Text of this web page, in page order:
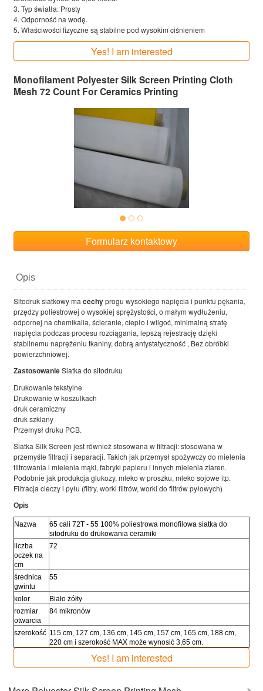
3. Typ światła: Prosty
4. Odporność na wodę.
5. Właściwości fizyczne są stabilne pod wysokim ciśnieniem
Yes! I am interested
Monofilament Polyester Silk Screen Printing Cloth
Mesh 72 Count For Ceramics Printing
Formularz kontaktowy
Opis
Sitodruk siatkowy macechyprogu wysokiego napięcia i punktu pękania,
przędzy poliestrowej o wysokiej sprężystości, o małym wydłużeniu,
odpornej na chemikalia, ścieranie, ciepło i wilgoć, minimalną stratę
napięcia podczas procesu rozciągania, lepszą rejestrację dzięki
stabilnemu naprężeniu tkaniny, dobrą antystatyczność , Bez obróbki
powierzchniowej.
Zastosowanie Siatka do sitodruku
Drukowanie tekstylne
Drukowanie w koszulkach
druk ceramiczny
druk szklany
Przemysł druku PCB.
Siatka Silk Screen jest również stosowana w filtracji: stosowana w
przemyśle filtracji i separacji. Takich jak przemysł spożywczy do mielenia
filtrowania i mielenia mąki, fabryki papieru i innych mielenia ziaren.
Podobnie jak produkcja glukozy, mleko w proszku, mleko sojowe itp.
Filtracja cieczy i pyłu (filtry, worki filtrów, worki do filtrów pyłowych)
Opis
Nazwa
65 cali 72T - 55 100% poliestrowa monofilowa siatka do
sitodruku do drukowania ceramiki
liczba
oczek na
cm
72
średnica
gwintu
55
kolor
Biało żółty
rozmiar
otwarcia
84 mikronów
szerokość 115 cm, 127 cm, 136 cm, 145 cm, 157 cm, 165 cm, 188 cm,
220 cm i szerokość MAX może wynosić 3,65 cm.
Yes! I am interested